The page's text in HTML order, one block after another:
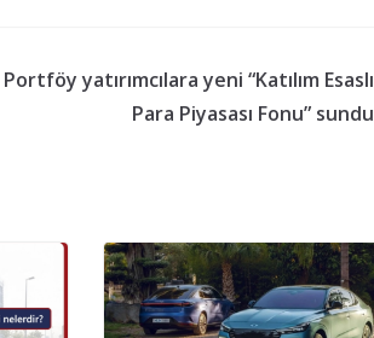
yatırımcılara yeni “Katılım Esaslı
Para Piyasası Fonu” sundu